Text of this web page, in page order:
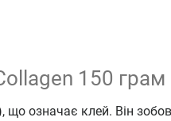
150 грам
що означає клей. Він